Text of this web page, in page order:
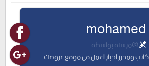
Plus
mohamed
@مرسلة بواسطة
كاتب ومحرر اخبار اعمل في موقع عروضك .